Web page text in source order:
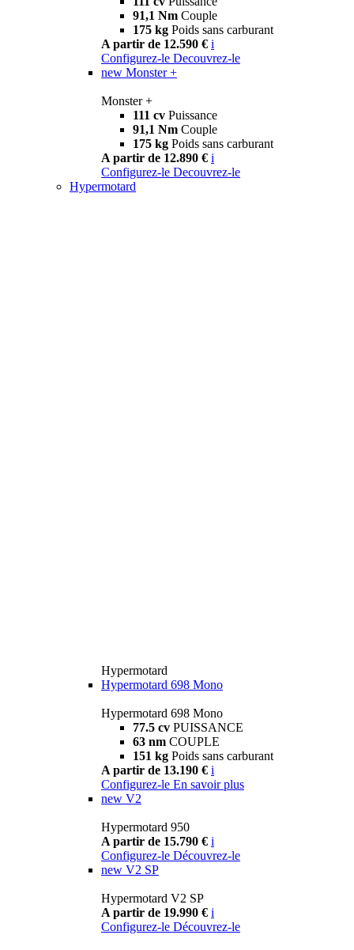
91,1 Nm Couple
175 kg Poids sans carburant
A partir de 12.590 € i
Configurez-le Decouvrez-le
new Monster +
Monster +
111 cv Puissance
91,1 Nm Couple
175 kg Poids sans carburant
A partir de 12.890 € i
Configurez-le Decouvrez-le
Hypermotard
Hypermotard
Hypermotard 698 Mono
Hypermotard 698 Mono
77.5 cv PUISSANCE
63 nm COUPLE
151 kg Poids sans carburant
A partir de 13.190 € i
Configurez-le En savoir plus
new V2
Hypermotard 950
A partir de 15.790 € i
Configurez-le Découvrez-le
new V2 SP
Hypermotard V2 SP
A partir de 19.990 € i
Configurez-le Découvrez-le